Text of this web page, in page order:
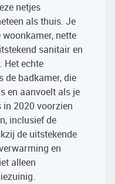
netjes
als thuis. Je
nette
sanitair en
Het echte
de badkamer, die
en aanvoelt als je
in 2020 voorzien
inclusief de
de uitstekende
en
alleen